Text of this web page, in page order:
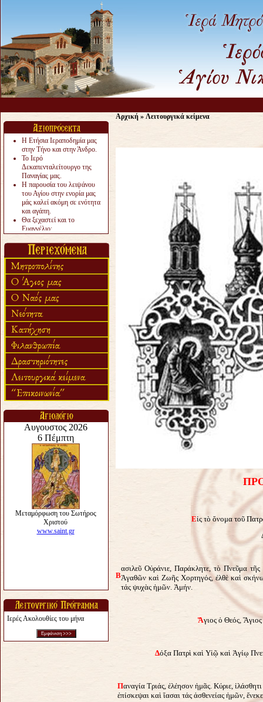
Η Ετήσια Ιεραποδημία μας
στην Τήνο και στην Άνδρο.
Το Ιερό
Δεκαπενταλείτουργο της
Παναγίας μας.
Η παρουσία του λειψάνου
του Αγίου στην ενορία μας
μάς καλεί ακόμη σε ενότητα
και αγάπη.
Θα ξεχαστεί και το
Ευαγγέλιο;
«πολύ αργά».
Ζητείται....
Ιερές Ακολουθίες του μήνα
Αρχική » Λειτουργικά κείμενα
Εἰς τὸ ὄνομα τοῦ
Β
ασιλεῦ Οὐράνιε, Παράκλητε, τὸ Πνεῦμα
Ἀγαθῶν καὶ Ζωῆς Χορτηγός, ἐλθὲ καὶ
τάς ψυχὰς ἡμῶν. Ἀμήν.
Ἅγιος ὁ Θεός,
Δόξα Πατρὶ καὶ Υἱῷ καὶ Ἁγίῳ
Παναγία Τριάς, ἐλέησον ἡμᾶς. Κύριε,
ἐπίσκεψαι καὶ ἴασαι τάς ἀσθενείας ἡμῶν,